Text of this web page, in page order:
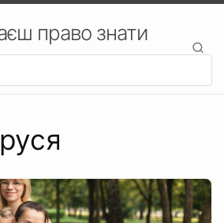
право знати